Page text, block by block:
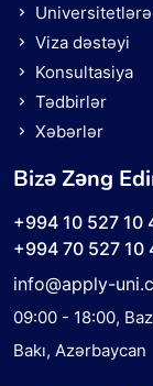
Viza dəstəyi
Konsultasiya
Tədbirlər
Xəbərlər
Bizə Zəng
+994 10 527 10
+994 70 527 10
info@apply-
09:00 - 18:00,
Bakı, Azərbaycan